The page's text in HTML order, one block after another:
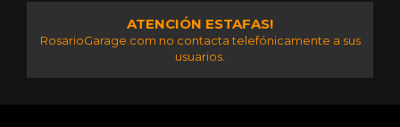
ATENCIÓN ESTAFAS!
RosarioGarage.com no contacta telefónicamente a sus
usuarios.